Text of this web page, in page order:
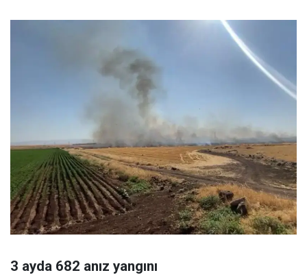
3 ayda 682 anız yangını